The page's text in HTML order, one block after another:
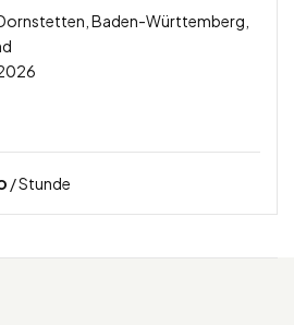
Baden-Württemberg,
/ Stunde